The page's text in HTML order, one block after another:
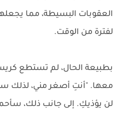
العقوبات البسيطة، مما
لفترة من الوقت.
بطبيعة الحال، لم تستطع
معها. "أنتِ أصغر مني، لذلك
لن يؤذيكِ. إلى جانب ذلك،